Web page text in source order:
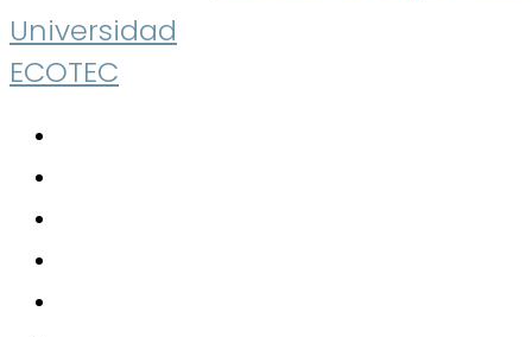
Universidad
ECOTEC